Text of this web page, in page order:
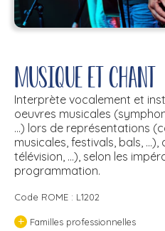
Musique et chant
Interprète vocalement et
oeuvres musicales
...) lors de représentations
musicales, festivals, bals,
télévision, ...), selon les
programmation.
Code ROME : L1202
+ Familles professionnelles